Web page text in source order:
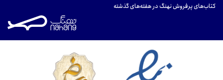
کتاب‌های پرفروش نهنگ در هفته‌های گذشته